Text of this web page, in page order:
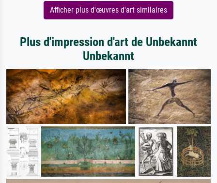
Afficher plus d'œuvres d'art similaires
Plus d'impression d'art de Unbekannt
Unbekannt